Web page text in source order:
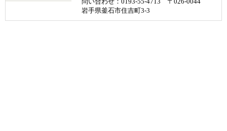
岩手県釜石市住吉町3-3